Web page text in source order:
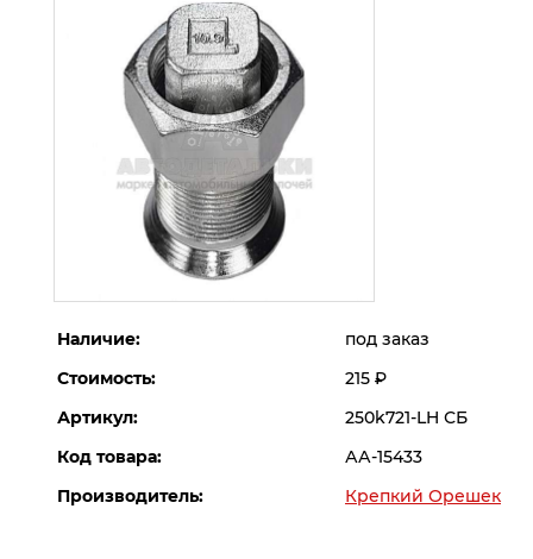
Наличие:
под заказ
Стоимость:
215 Р
Артикул:
250k721-LH СБ
Код товара:
АА-15433
Производитель:
Крепкий Орешек